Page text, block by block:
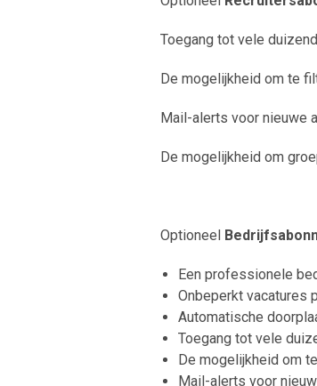
Toegang tot vele
De mogelijkheid om te
Mail-alerts voor nieuwe
De mogelijkheid om
Optioneel
Een professionele
Onbeperkt vacatures
Automatische
Toegang tot vele
De mogelijkheid om
Mail-alerts voor